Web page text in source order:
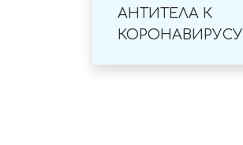
АНТИТЕЛА К
КОРОНАВИРУСУ